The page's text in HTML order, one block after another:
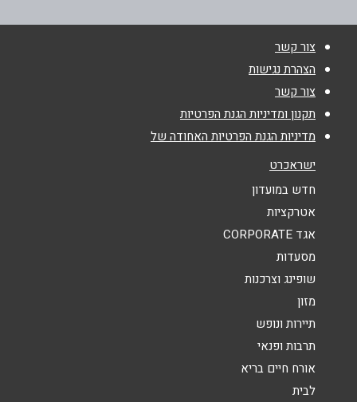
נושא*
אנא חזרו אלי בקשר ל...
צור קשר
הצהרת נגישות
צור קשר
תקנון ומדיניות הגנת הפרטיות
מדיניות הגנת הפרטיות האחודה של
ישראכרט
חדש במועדון
אטרקציות
אגד CORPORATE
מסעדות
שופינג וצרכנות
מזון
תיירות ונופש
תרבות ופנאי
אורח חיים בריא
לבית